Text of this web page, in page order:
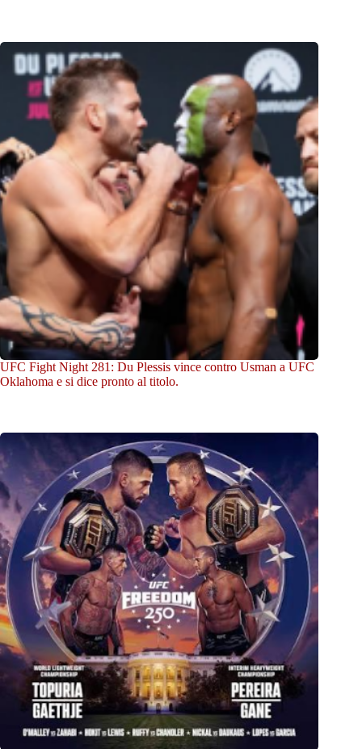
UFC Fight Night 281: Du Plessis vince contro Usman a UFC
Oklahoma e si dice pronto al titolo.